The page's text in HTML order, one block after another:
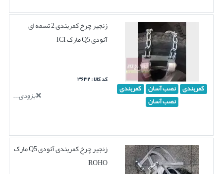
کمربندی نصب آسان کمربندی
نصب آسان
زنجیر چرخ کمربندی 2 تسمه ای
آئودی Q5 مارک ICI
کد کالا : ۳۶۳۲
بزودی...
زنجیر چرخ کمربندی آئودی Q5 مارک
ROHO